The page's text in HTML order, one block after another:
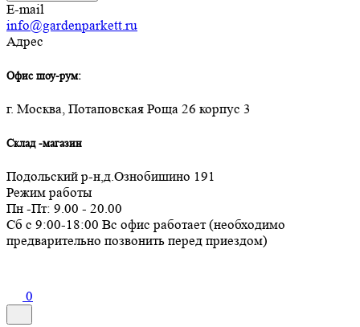
E-mail
info@gardenparkett.ru
Адрес
Офис шоу-рум:
г. Москва, Потаповская Роща 26 корпус 3
Склад -магазин
Подольский р-н,д.Ознобишино 191
Режим работы
Пн -Пт: 9.00 - 20.00
Сб с 9:00-18:00 Вс офис работает (необходимо
предварительно позвонить перед приездом)
0